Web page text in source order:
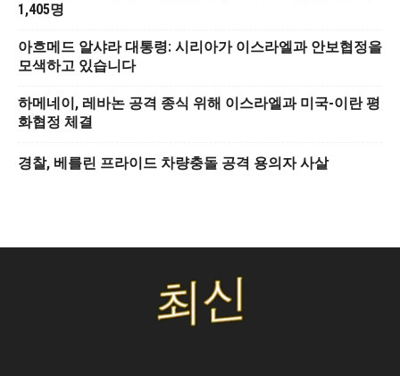
1,405명
아흐메드 알샤라 대통령: 시리아가 이스라엘과 안보협정을
모색하고 있습니다
하메네이, 레바논 공격 종식 위해 이스라엘과 미국-이란 평
화협정 체결
경찰, 베를린 프라이드 차량충돌 공격 용의자 사살